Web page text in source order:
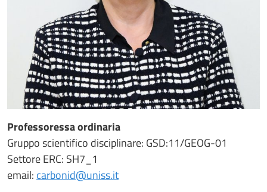
Professoressa ordinaria
Gruppo scientifico disciplinare: GSD:11/GEOG-01
Settore ERC: SH7_1
email: carbonid@uniss.it